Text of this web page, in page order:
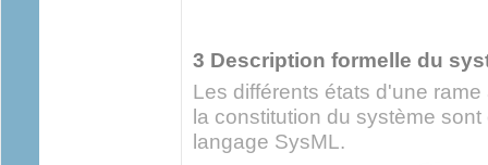
3 Description formelle du
Les différents états d'une
la constitution du système
langage SysML.